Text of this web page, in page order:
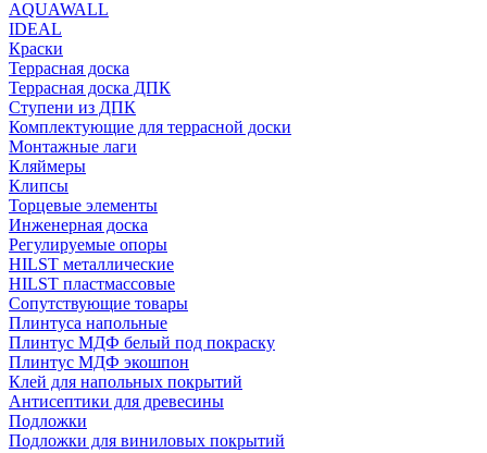
AQUAWALL
IDEAL
Краски
Террасная доска
Террасная доска ДПК
Ступени из ДПК
Комплектующие для террасной доски
Монтажные лаги
Кляймеры
Клипсы
Торцевые элементы
Инженерная доска
Регулируемые опоры
HILST металлические
HILST пластмассовые
Сопутствующие товары
Плинтуса напольные
Плинтус МДФ белый под покраску
Плинтус МДФ экошпон
Клей для напольных покрытий
Антисептики для древесины
Подложки
Подложки для виниловых покрытий